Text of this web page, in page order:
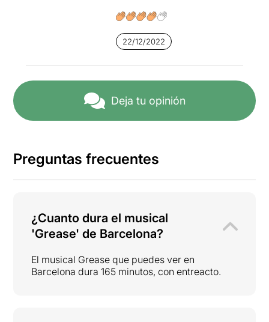
22/12/2022
Deja tu opinión
Preguntas frecuentes
¿Cuanto dura el musical
'Grease' de Barcelona?
El musical Grease que puedes ver en
Barcelona dura 165 minutos, con entreacto.